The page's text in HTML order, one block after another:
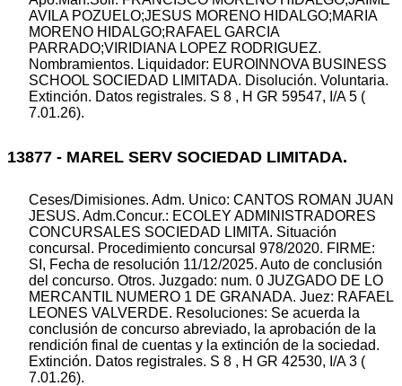
AVILA POZUELO;JESUS MORENO HIDALGO;MARIA
MORENO HIDALGO;RAFAEL GARCIA
PARRADO;VIRIDIANA LOPEZ RODRIGUEZ.
Nombramientos. Liquidador: EUROINNOVA BUSINESS
SCHOOL SOCIEDAD LIMITADA. Disolución. Voluntaria.
Extinción. Datos registrales. S 8 , H GR 59547, I/A 5 (
7.01.26).
13877 - MAREL SERV SOCIEDAD LIMITADA.
Ceses/Dimisiones. Adm. Unico: CANTOS ROMAN JUAN
JESUS. Adm.Concur.: ECOLEY ADMINISTRADORES
CONCURSALES SOCIEDAD LIMITA. Situación
concursal. Procedimiento concursal 978/2020. FIRME:
SI, Fecha de resolución 11/12/2025. Auto de conclusión
del concurso. Otros. Juzgado: num. 0 JUZGADO DE LO
MERCANTIL NUMERO 1 DE GRANADA. Juez: RAFAEL
LEONES VALVERDE. Resoluciones: Se acuerda la
conclusión de concurso abreviado, la aprobación de la
rendición final de cuentas y la extinción de la sociedad.
Extinción. Datos registrales. S 8 , H GR 42530, I/A 3 (
7.01.26).